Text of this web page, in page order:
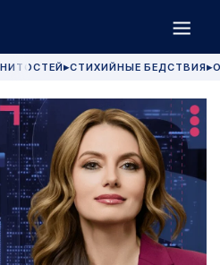
▶СТИХИЙНЫЕ БЕДСТВИЯ▶